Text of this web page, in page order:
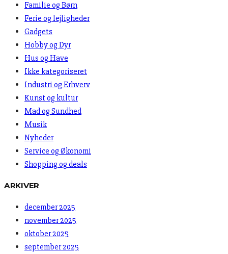
Familie og Børn
Ferie og lejligheder
Gadgets
Hobby og Dyr
Hus og Have
Ikke kategoriseret
Industri og Erhverv
Kunst og kultur
Mad og Sundhed
Musik
Nyheder
Service og Økonomi
Shopping og deals
ARKIVER
december 2025
november 2025
oktober 2025
september 2025